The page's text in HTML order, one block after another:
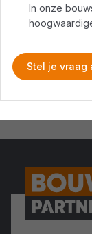
In onze
Stel je vraag